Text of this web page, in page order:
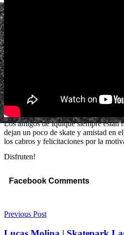
Los amigos de Iquique siempre estan
dejan un poco de skate y amistad en
los cabros y felicitaciones por la
Disfruten!
Facebook Comments
Previous Post